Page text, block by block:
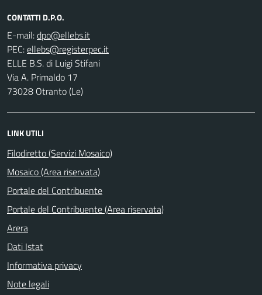
CONTATTI D.P.O.
E-mail:
PEC:
ELLE B.S. di Luigi Stifani
Via A. Primaldo 17
73028 Otranto (Le)
LINK UTILI
Filodiretto (Servizi Mosaico)
Mosaico (Area riservata)
Portale del Contribuente
Portale del Contribuente (Area riservata)
Arera
Dati Istat
Informativa privacy
Note legali